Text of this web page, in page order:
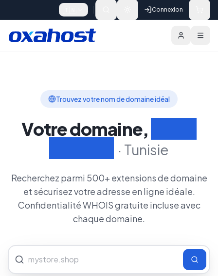
Connexion
Trouvez votre nom de domaine idéal
Votre domaine,
· Tunisie
Recherchez parmi 500+ extensions de domaine
et sécurisez votre adresse en ligne idéale.
Confidentialité WHOIS gratuite incluse avec
chaque domaine.
Domaines Extensions Rechercher un